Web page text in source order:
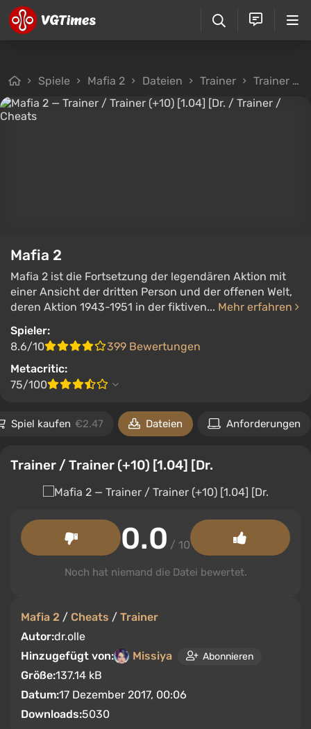
Spiele Mafia 2 Dateien Trainer Trainer / Trainer (+10) [1.04] [Dr.
Mafia 2
Mafia 2 ist die Fortsetzung der legendären Aktion mit
einer Ansicht der dritten Person und der offenen Welt,
deren Aktion 1943-1951 in der fiktiven... Mehr erfahren
Spieler:
8.6/10
399 Bewertungen
Metacritic:
75/100
Spiel kaufen €2.47 Dateien Anforderungen
Trainer / Trainer (+10) [1.04] [Dr.
Mafia 2 / Cheats / Trainer
Autor:dr.olle
Hinzugefügt von:
Missiya Abonnieren
Größe:137.14 kB
Datum:17 Dezember 2017, 00:06
Downloads:5030
0.0 / 10
Noch hat niemand die Datei bewertet.